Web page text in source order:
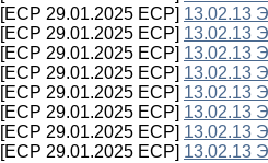
[ECP 29.01.2025 ECP] 13.02.13
[ECP 29.01.2025 ECP] 13.02.13
[ECP 29.01.2025 ECP] 13.02.13
[ECP 29.01.2025 ECP] 13.02.13
[ECP 29.01.2025 ECP] 13.02.13
[ECP 29.01.2025 ECP] 13.02.13
[ECP 29.01.2025 ECP] 13.02.13
[ECP 29.01.2025 ECP] 13.02.13